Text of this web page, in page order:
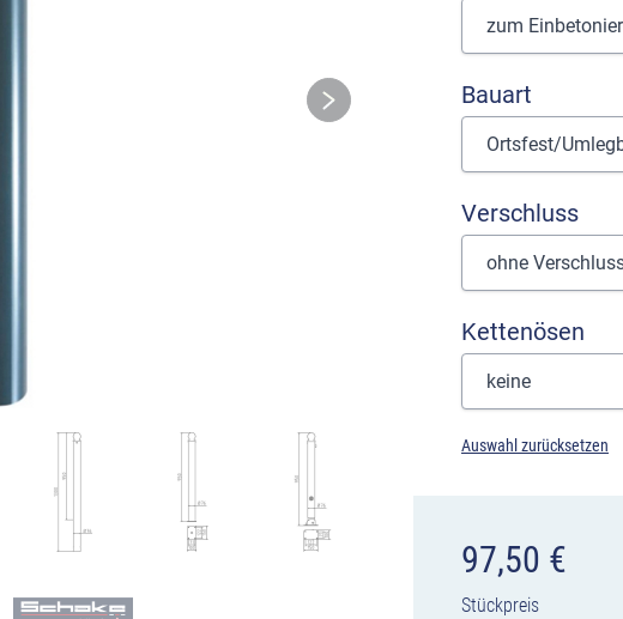
Bauart
Verschluss
Kettenösen
Auswahl zurücksetzen
97,50 €
Stückpreis